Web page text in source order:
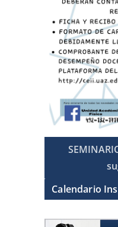
Calendario